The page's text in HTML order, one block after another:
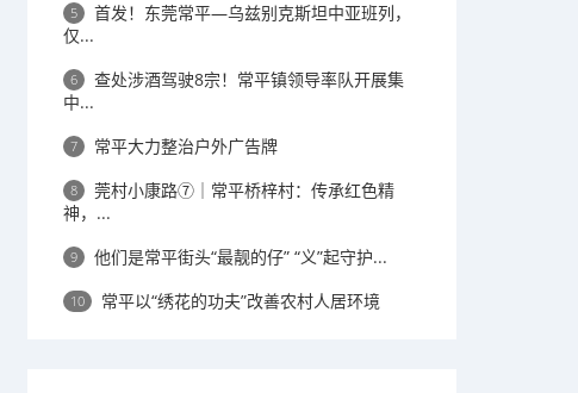
5
首发！东莞常平—乌兹别克斯坦中亚班列，
仅...
6
查处涉酒驾驶8宗！常平镇领导率队开展集
中...
7 常平大力整治户外广告牌
8
莞村小康路⑦｜常平桥梓村：传承红色精
神，...
9 他们是常平街头“最靓的仔” “义”起守护...
10 常平以“绣花的功夫”改善农村人居环境